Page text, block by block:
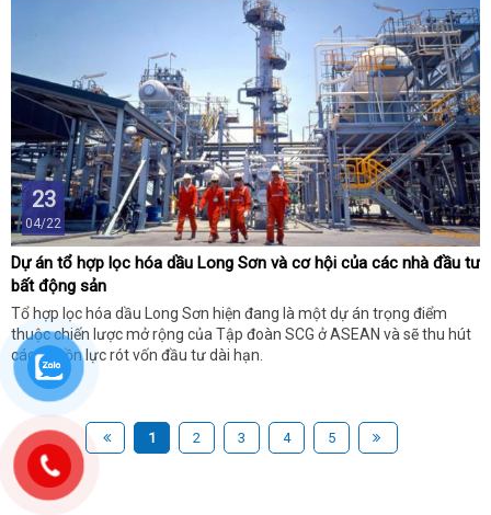
23
04/22
Dự án tổ hợp lọc hóa dầu Long Sơn và cơ hội của các nhà đầu tư
bất động sản
Tổ hợp lọc hóa dầu Long Sơn hiện đang là một dự án trọng điểm
thuộc chiến lược mở rộng của Tập đoàn SCG ở ASEAN và sẽ thu hút
các nguồn lực rót vốn đầu tư dài hạn.
1 2 3 4 5